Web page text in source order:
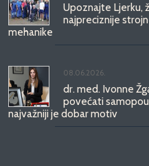
Upoznajte Ljerku,
najpreciznije
mehanike
08.06.2026.
dr. med. Ivonne
povećati
najvažniji je dobar motiv